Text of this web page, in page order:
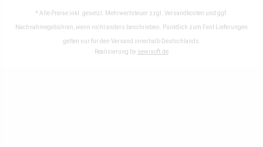
* Alle Preise inkl. gesetzl. Mehrwertsteuer zzgl. Versandkosten und ggf.
Nachnahmegebühren, wenn nicht anders beschrieben. Pünktlich zum Fest Lieferungen
gelten nur für den Versand innerhalb Deutschlands.
Realisierung by sewisoft.de